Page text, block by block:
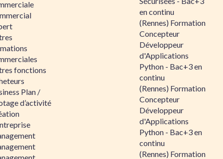
fonctions
Plan /
d’activité
en continu
(Rennes) Formation
Concepteur
Développeur
d'Applications
Python - Bac+3 en
continu
(Rennes) Formation
Concepteur
Développeur
d'Applications
Python - Bac+3 en
continu
(Rennes) Formation